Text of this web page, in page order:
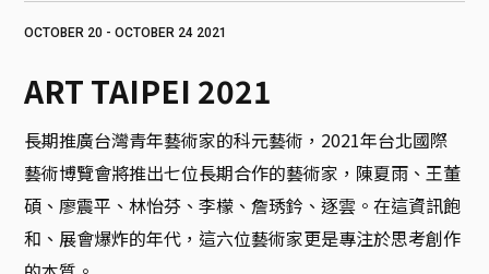
OCTOBER 20 - OCTOBER 24 2021
ART TAIPEI 2021
長期推廣台灣青年藝術家的科元藝術，2021年台北國際
藝術博覽會將推出七位長期合作的藝術家，陳夏雨、王董
碩、廖震平、林怡芬、李檬、詹琇鈐、逐雲。在這資訊飽
和、展會爆炸的年代，這六位藝術家更是專注於思考創作